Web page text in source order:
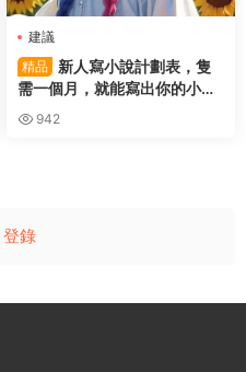
建議
精品
新人寫小說計劃表，隻
需一個月，就能寫出你的小
說。942
登錄